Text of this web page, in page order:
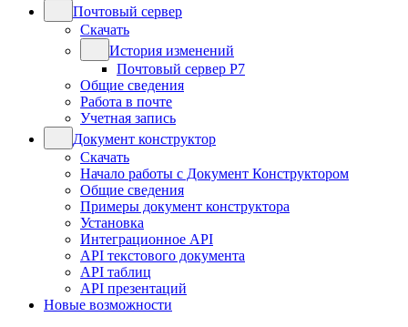
Почтовый сервер
Скачать
История изменений
Почтовый сервер Р7
Общие сведения
Работа в почте
Учетная запись
Документ конструктор
Скачать
Начало работы с Документ Конструктором
Общие сведения
Примеры документ конструктора
Установка
Интеграционное API
API текстового документа
API таблиц
API презентаций
Новые возможности